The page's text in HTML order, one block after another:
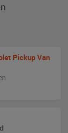
Pickup Van